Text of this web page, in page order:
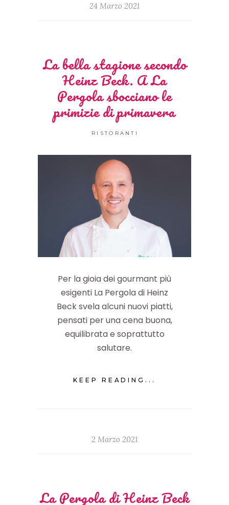
24 Marzo 2021
La bella stagione secondo
Heinz Beck. A La
Pergola sbocciano le
primizie di primavera
RISTORANTI
Per la gioia dei gourmant più
esigenti La Pergola di Heinz
Beck svela alcuni nuovi piatti,
pensati per una cena buona,
equilibrata e soprattutto
salutare.
KEEP READING...
2 Marzo 2021
La Pergola di Heinz Beck